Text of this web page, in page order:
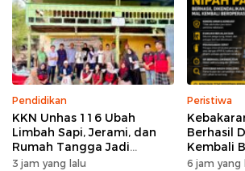
Pendidikan
KKN Unhas 116 Ubah
Limbah Sapi, Jerami, dan
Rumah Tangga Jadi
Kompos di Bonto Tallasa
3 jam yang lalu
Peristiwa
Berhasil
Kembali
6 jam yang